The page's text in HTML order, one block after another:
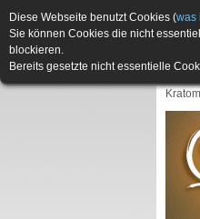
Diese Webseite benutzt Cookies (was
Sie können Cookies die nicht
blockieren.
Bereits gesetzte nicht essentielle